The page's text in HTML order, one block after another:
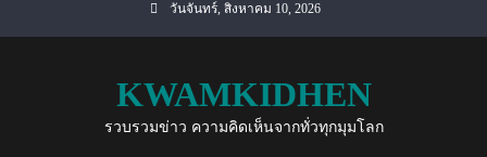
วันจันทร์, สิงหาคม 10, 2026
KWAMKIDHEN
รวบรวมข่าว ความคิดเห็นจากทั่วทุกมุมโลก